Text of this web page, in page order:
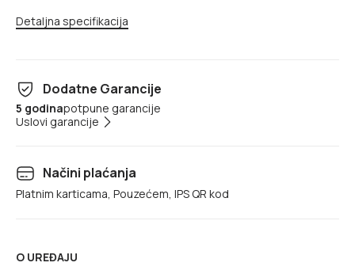
Detaljna specifikacija
Dodatne Garancije
5 godinapotpune garancije
Uslovi garancije
Načini plaćanja
Platnim karticama, Pouzećem, IPS QR kod
O UREĐAJU